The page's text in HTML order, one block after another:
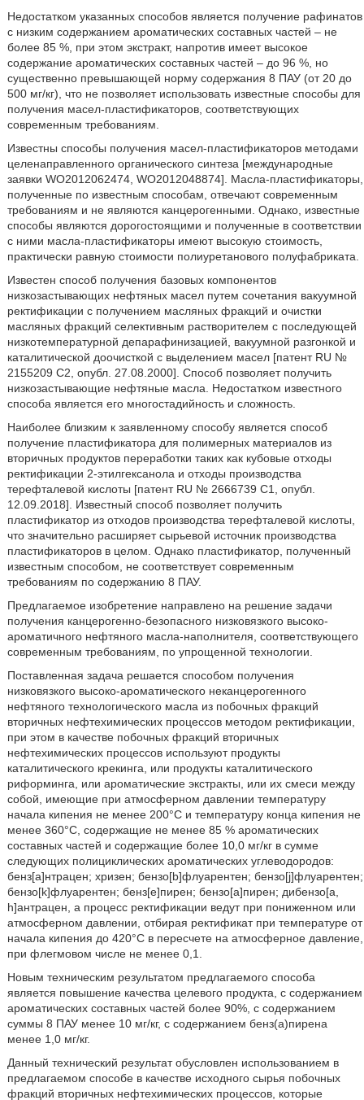
Недостатком указанных способов является получение рафинатов
с низким содержанием ароматических составных частей – не
более 85 %, при этом экстракт, напротив имеет высокое
содержание ароматических составных частей – до 96 %, но
существенно превышающей норму содержания 8 ПАУ (от 20 до
500 мг/кг), что не позволяет использовать известные способы для
получения масел-пластификаторов, соответствующих
современным требованиям.
Известны способы получения масел-пластификаторов методами
целенаправленного органического синтеза [международные
заявки WO2012062474, WO2012048874]. Масла-пластификаторы,
полученные по известным способам, отвечают современным
требованиям и не являются канцерогенными. Однако, известные
способы являются дорогостоящими и полученные в соответствии
с ними масла-пластификаторы имеют высокую стоимость,
практически равную стоимости полиуретанового полуфабриката.
Известен способ получения базовых компонентов
низкозастывающих нефтяных масел путем сочетания вакуумной
ректификации с получением масляных фракций и очистки
масляных фракций селективным растворителем с последующей
низкотемпературной депарафинизацией, вакуумной разгонкой и
каталитической доочисткой с выделением масел [патент RU №
2155209 С2, опубл. 27.08.2000]. Способ позволяет получить
низкозастывающие нефтяные масла. Недостатком известного
способа является его многостадийность и сложность.
Наиболее близким к заявленному способу является способ
получение пластификатора для полимерных материалов из
вторичных продуктов переработки таких как кубовые отходы
ректификации 2-этилгексанола и отходы производства
терефталевой кислоты [патент RU № 2666739 С1, опубл.
12.09.2018]. Известный способ позволяет получить
пластификатор из отходов производства терефталевой кислоты,
что значительно расширяет сырьевой источник производства
пластификаторов в целом. Однако пластификатор, полученный
известным способом, не соответствует современным
требованиям по содержанию 8 ПАУ.
Предлагаемое изобретение направлено на решение задачи
получения канцерогенно-безопасного низковязкого высоко-
ароматичного нефтяного масла-наполнителя, соответствующего
современным требованиям, по упрощенной технологии.
Поставленная задача решается способом получения
низковязкого высоко-ароматического неканцерогенного
нефтяного технологического масла из побочных фракций
вторичных нефтехимических процессов методом ректификации,
при этом в качестве побочных фракций вторичных
нефтехимических процессов используют продукты
каталитического крекинга, или продукты каталитического
риформинга, или ароматические экстракты, или их смеси между
собой, имеющие при атмосферном давлении температуру
начала кипения не менее 200°С и температуру конца кипения не
менее 360°С, содержащие не менее 85 % ароматических
составных частей и содержащие более 10,0 мг/кг в сумме
следующих полициклических ароматических углеводородов:
бенз[а]нтрацен; хризен; бензо[b]флуарентен; бензо[j]флуарентен;
бензо[k]флуарентен; бенз[е]пирен; бензо[а]пирен; дибензо[a,
h]антрацен, а процесс ректификации ведут при пониженном или
атмосферном давлении, отбирая ректификат при температуре от
начала кипения до 420°С в пересчете на атмосферное давление,
при флегмовом числе не менее 0,1.
Новым техническим результатом предлагаемого способа
является повышение качества целевого продукта, с содержанием
ароматических составных частей более 90%, с содержанием
суммы 8 ПАУ менее 10 мг/кг, с содержанием бенз(а)пирена
менее 1,0 мг/кг.
Данный технический результат обусловлен использованием в
предлагаемом способе в качестве исходного сырья побочных
фракций вторичных нефтехимических процессов, которые